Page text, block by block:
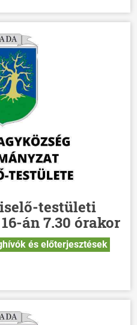
testületi
án 7.30 órakor
és előterjesztések